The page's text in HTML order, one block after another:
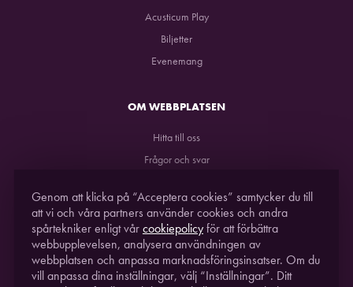
Acusticum Play
Biljetter
Evenemang
OM WEBBPLATSEN
Hitta till oss
Frågor och svar
Genom att klicka på “Acceptera cookies” samtycker du till
att vi och våra partners använder cookies och andra
spårtekniker enligt vårcookiepolicyför att förbättra
webbupplevelsen, analysera användningen av
webbplatsen och anpassa marknadsföringsinsatser. Om du
vill anpassa dina inställningar, välj “Inställningar”. Ditt